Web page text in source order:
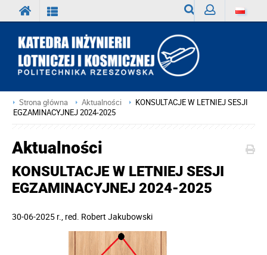
Strona główna Aktualności
KONSULTACJE W LETNIEJ SESJI
EGZAMINACYJNEJ 2024-2025
Aktualności
KONSULTACJE W LETNIEJ SESJI
EGZAMINACYJNEJ 2024-2025
30-06-2025 r. , red. Robert Jakubowski